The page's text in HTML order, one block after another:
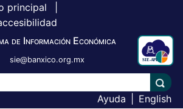
principal
de Información Económica
sie@banxico.org.mx
Ayuda
English